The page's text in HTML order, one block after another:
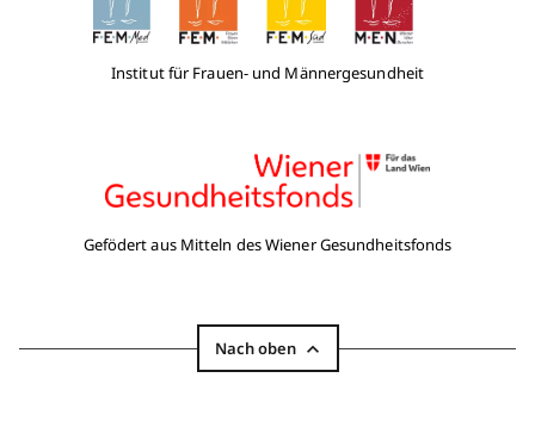
Institut für Frauen- und Männergesundheit
Gefödert aus Mitteln des Wiener Gesundheitsfonds
Nach oben